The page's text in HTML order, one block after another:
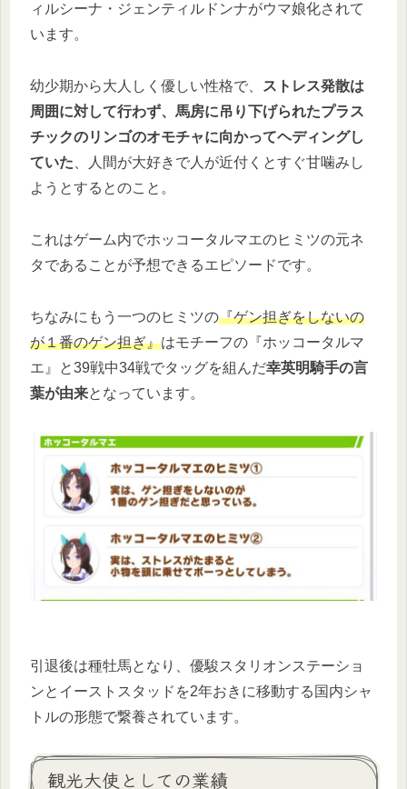
ィルシーナ・ジェンティルドンナがウマ娘化されて
います。
幼少期から大人しく優しい性格で、
ストレス発散は
周囲に対して行わず、馬房に吊り下げられたプラス
チックのリンゴのオモチャに向かってヘディングし
ていた 、人間が大好きで人が近付くとすぐ甘噛みし
ようとするとのこと。
これはゲーム内でホッコータルマエのヒミツの元ネ
タであることが予想できるエピソードです。
ちなみにもう一つのヒミツの『ゲン担ぎをしないの
が１番のゲン担ぎ』はモチーフの『ホッコータルマ
エ』と39戦中34戦でタッグを組んだ幸英明騎手の言
葉が由来となっています。
引退後は種牡馬となり、優駿スタリオンステーショ
ンとイーストスタッドを2年おきに移動する国内シャ
トルの形態で繋養されています。
観光大使としての業績